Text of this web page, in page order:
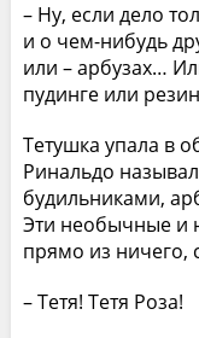
– Ну, если дело
и о чем-нибудь
или – арбузах…
пудинге или
Тетушка упала в
Ринальдо
будильниками,
Эти необычные и
прямо из ничего,
– Тетя! Тетя Роза!